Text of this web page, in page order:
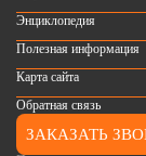
Энциклопедия
Полезная информация
Карта сайта
Обратная связь
ЗАКАЗАТЬ